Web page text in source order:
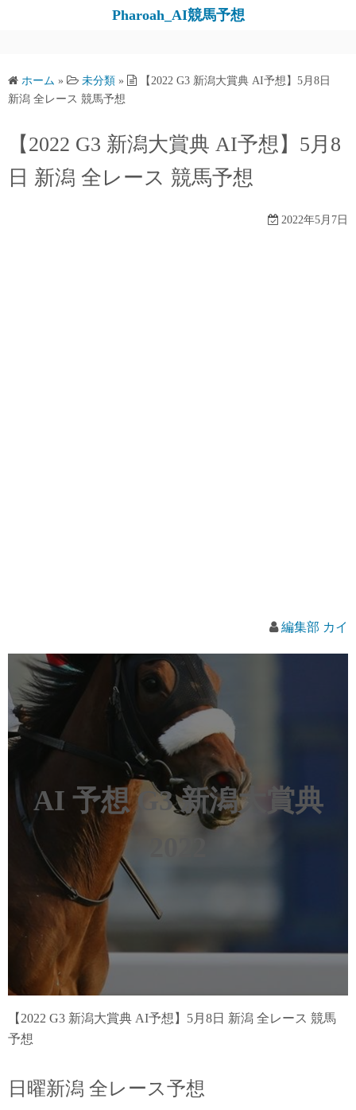
ツ
Pharoah_AI競馬予想
ホーム » 未分類 »
【2022 G3 新潟大賞典 AI予想】5月8日
新潟 全レース 競馬予想
【2022 G3 新潟大賞典 AI予想】5月8
日 新潟 全レース 競馬予想
2022年5月7日
編集部 カイ
AI 予想 G3 新潟大賞典
【2022 G3 新潟大賞典 AI予想】5月8日 新潟 全レース 競馬
予想
日曜新潟 全レース予想